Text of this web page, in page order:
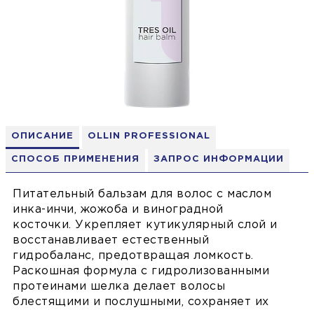
ОПИСАНИЕ OLLIN PROFESSIONAL
СПОСОБ ПРИМЕНЕНИЯ ЗАПРОС ИНФОРМАЦИИ
Питательный бальзам для волос с маслом
инка-инчи, жожоба и виноградной
косточки. Укрепляет кутикулярный слой и
восстанавливает естественный
гидробаланс, предотвращая ломкость.
Раскошная формула с гидролизованными
протеинами шелка делает волосы
блестящими и послушными, сохраняет их